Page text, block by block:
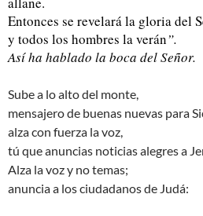
Entonces se revelará la gloria del
y todos los hombres la verán”.
Así ha hablado la boca del Señor.
Sube a lo alto del monte,
mensajero de buenas nuevas para
alza con fuerza la voz,
tú que anuncias noticias alegres a
Alza la voz y no temas;
anuncia a los ciudadanos de Judá: